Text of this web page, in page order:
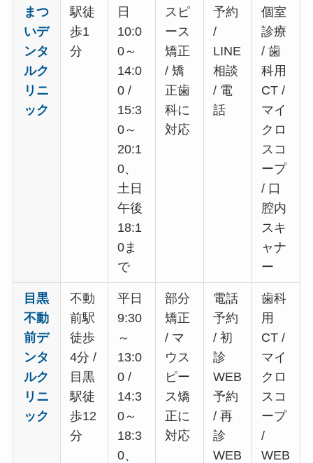
まつ
いデ
ンタ
ルク
リニ
ック
駅徒
歩1
分
日
10:0
0～
14:0
0 /
15:3
0～
20:1
0、
土日
午後
18:1
0ま
で
スピ
ース
矯正
/ 矯
正歯
科に
対応
予約
/
LINE
相談
/ 電
話
個室
診療
/ 歯
科用
CT /
マイ
クロ
スコ
ープ
/ 口
腔内
スキ
ャナ
ー
目黒
不動
前デ
ンタ
ルク
リニ
ック
不動
前駅
徒歩
4分 /
目黒
駅徒
歩12
分
平日
9:30
～
13:0
0 /
14:3
0～
18:3
0、
部分
矯正
/ マ
ウス
ピー
ス矯
正に
対応
電話
予約
/ 初
診
WEB
予約
/ 再
診
WEB
歯科
用
CT /
マイ
クロ
スコ
ープ
/
WEB